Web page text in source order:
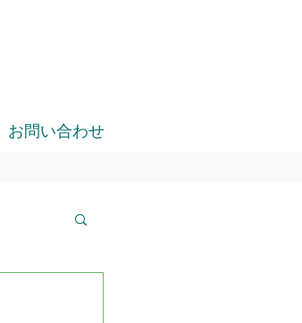
お問い合わせ